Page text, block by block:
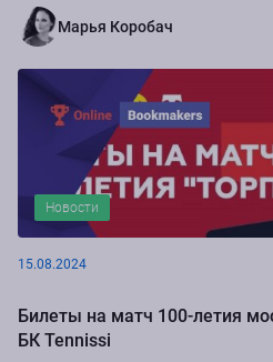
Марья Коробач
Новости
15.08.2024
Билеты на матч 100-летия
БК Tennissi